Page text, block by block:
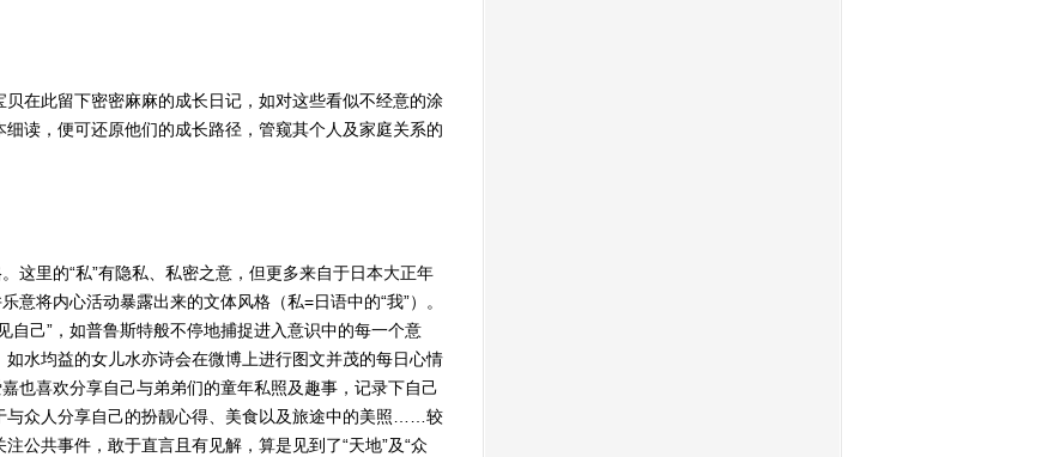
此留下密密麻麻的成长日记，如对这些看似不经意的涂
读，便可还原他们的成长路径，管窥其个人及家庭关系的
里的“私”有隐私、私密之意，但更多来自于日本大正年
意将内心活动暴露出来的文体风格（私=日语中的“我”）。
自己”，如普鲁斯特般不停地捕捉进入意识中的每一个意
水均益的女儿水亦诗会在微博上进行图文并茂的每日心情
也喜欢分享自己与弟弟们的童年私照及趣事，记录下自己
与众人分享自己的扮靓心得、美食以及旅途中的美照……较
公共事件，敢于直言且有见解，算是见到了“天地”及“众